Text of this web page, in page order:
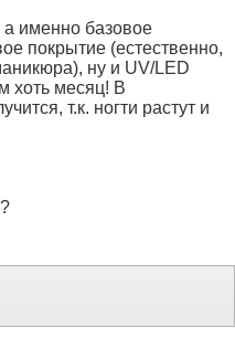
а именно базовое
покрытие (естественно,
ну и UV/LED
хоть месяц! В
т.к. ногти растут и